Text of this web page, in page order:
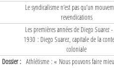
Le syndicalisme n’est pas qu’un
revendications
Les premières années de Diego Suarez
1930 : Diego Suarez, capitale de la
coloniale
Dossier : Athlétisme : « Nous pouvons faire